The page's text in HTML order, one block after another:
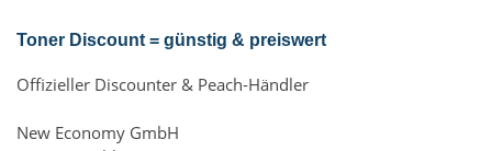
Toner Discount = günstig & preiswert
Offizieller Discounter & Peach-Händler
New Economy GmbH